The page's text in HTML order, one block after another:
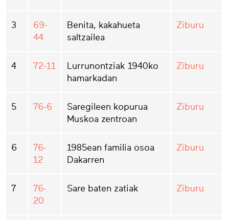
3
69-
44
Benita, kakahueta
saltzailea
Ziburu
4 72-11
Lurrunontziak 1940ko
hamarkadan
Ziburu
5 76-6
Saregileen kopurua
Muskoa zentroan
Ziburu
6
76-
12
1985ean familia osoa
Dakarren
Ziburu
7
76-
20
Sare baten zatiak Ziburu